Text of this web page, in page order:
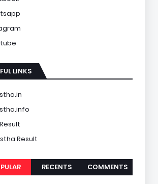
LINKS
Result
RECENTS COMMENTS